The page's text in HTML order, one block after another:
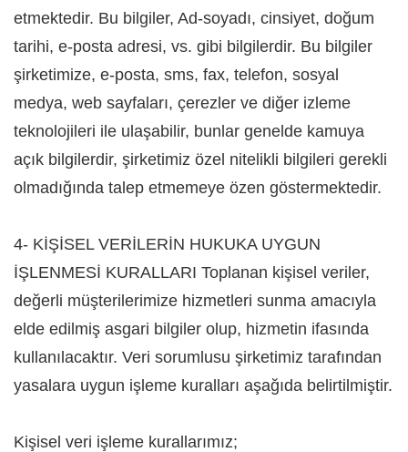
etmektedir. Bu bilgiler, Ad-soyadı, cinsiyet, doğum
tarihi, e-posta adresi, vs. gibi bilgilerdir. Bu bilgiler
şirketimize, e-posta, sms, fax, telefon, sosyal
medya, web sayfaları, çerezler ve diğer izleme
teknolojileri ile ulaşabilir, bunlar genelde kamuya
açık bilgilerdir, şirketimiz özel nitelikli bilgileri gerekli
olmadığında talep etmemeye özen göstermektedir.
4- KİŞİSEL VERİLERİN HUKUKA UYGUN
İŞLENMESİ KURALLARI Toplanan kişisel veriler,
değerli müşterilerimize hizmetleri sunma amacıyla
elde edilmiş asgari bilgiler olup, hizmetin ifasında
kullanılacaktır. Veri sorumlusu şirketimiz tarafından
yasalara uygun işleme kuralları aşağıda belirtilmiştir.
Kişisel veri işleme kurallarımız;